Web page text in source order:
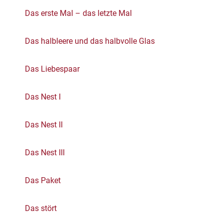
Das erste Mal – das letzte Mal
Das halbleere und das halbvolle Glas
Das Liebespaar
Das Nest I
Das Nest II
Das Nest III
Das Paket
Das stört